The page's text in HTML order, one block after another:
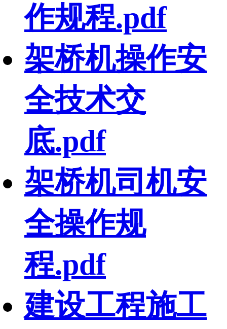
作规程.pdf
架桥机操作安
全技术交
底.pdf
架桥机司机安
全操作规
程.pdf
建设工程施工